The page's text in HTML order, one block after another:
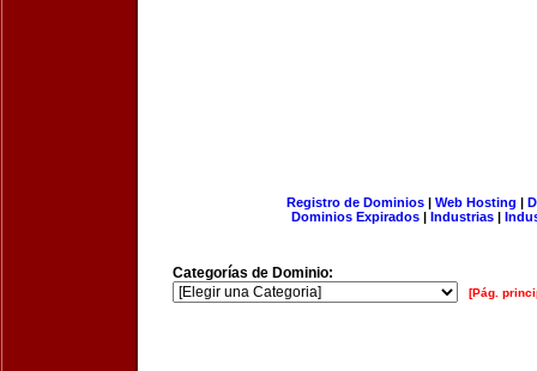
Registro de Dominios| Web Hosting |
Dominios Expirados | Industrias |
Categorías de Dominio:
[Pág.